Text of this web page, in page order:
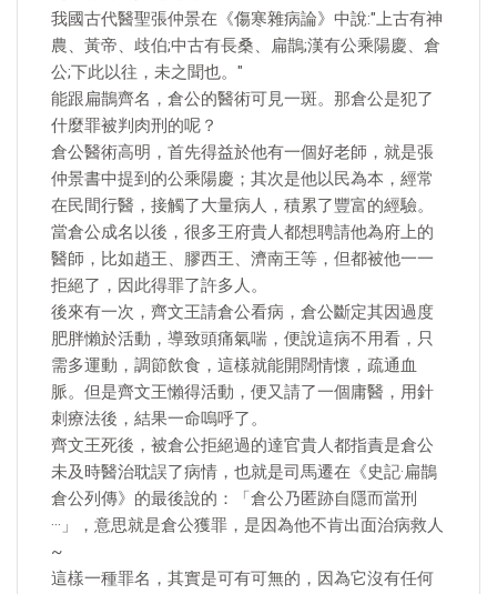
我國古代醫聖張仲景在《傷寒雜病論》中說:"上古有神
農、黃帝、歧伯;中古有長桑、扁鵲;漢有公乘陽慶、倉
公;下此以往，未之聞也。"
能跟扁鵲齊名，倉公的醫術可見一斑。那倉公是犯了
什麼罪被判肉刑的呢？
倉公醫術高明，首先得益於他有一個好老師，就是張
仲景書中提到的公乘陽慶；其次是他以民為本，經常
在民間行醫，接觸了大量病人，積累了豐富的經驗。
當倉公成名以後，很多王府貴人都想聘請他為府上的
醫師，比如趙王、膠西王、濟南王等，但都被他一一
拒絕了，因此得罪了許多人。
後來有一次，齊文王請倉公看病，倉公斷定其因過度
肥胖懶於活動，導致頭痛氣喘，便說這病不用看，只
需多運動，調節飲食，這樣就能開闊情懷，疏通血
脈。但是齊文王懶得活動，便又請了一個庸醫，用針
刺療法後，結果一命嗚呼了。
齊文王死後，被倉公拒絕過的達官貴人都指責是倉公
未及時醫治耽誤了病情，也就是司馬遷在《史記·扁鵲
倉公列傳》的最後說的：「倉公乃匿跡自隱而當刑
···」，意思就是倉公獲罪，是因為他不肯出面治病救人
~
這樣一種罪名，其實是可有可無的，因為它沒有任何